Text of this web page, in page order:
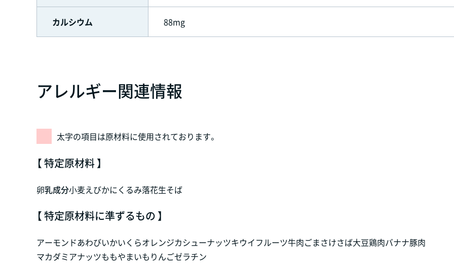
カルシウム 88mg
アレルギー関連情報
太字の項目は原材料に使用されております。
【 特定原材料 】
卵乳成分小麦えびかにくるみ落花生そば
【 特定原材料に準ずるもの 】
アーモンドあわびいかいくらオレンジカシューナッツキウイフルーツ牛肉ごまさけさば大豆鶏肉バナナ豚肉
マカダミアナッツももやまいも りんごゼラチン